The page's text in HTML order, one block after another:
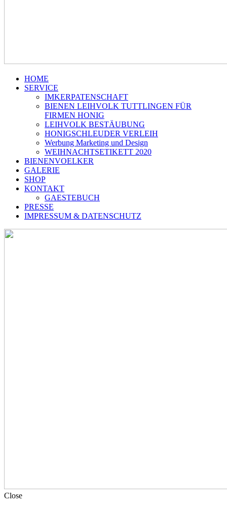
HOME
SERVICE
IMKERPATENSCHAFT
BIENEN LEIHVOLK TUTTLINGEN FÜR
FIRMEN HONIG
LEIHVOLK BESTÄUBUNG
HONIGSCHLEUDER VERLEIH
Werbung Marketing und Design
WEIHNACHTSETIKETT 2020
BIENENVOELKER
GALERIE
SHOP
KONTAKT
GAESTEBUCH
PRESSE
IMPRESSUM & DATENSCHUTZ
Close